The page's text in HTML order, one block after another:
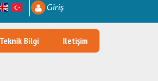
Giriş
Teknik Bilgi Iletişim